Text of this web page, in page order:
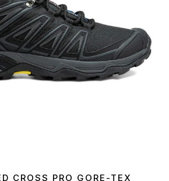
CROSS PRO GORE-TEX